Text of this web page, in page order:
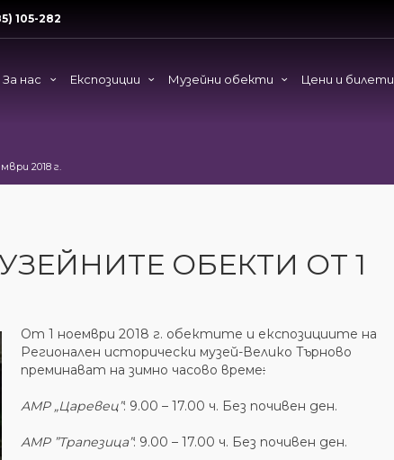
105-282
За нас Експозиции Музейни обекти Цени и билети
2018 г.
ОБЕКТИ ОТ 1
От 1 ноември 2018 г. обектите и експозициите на
Регионален исторически музей-Велико Търново
преминават на зимно часово време:
АМР „Царевец”: 9.00 – 17.00 ч. Без почивен ден.
АМР ”Трапезица”: 9.00 – 17.00 ч. Без почивен ден.